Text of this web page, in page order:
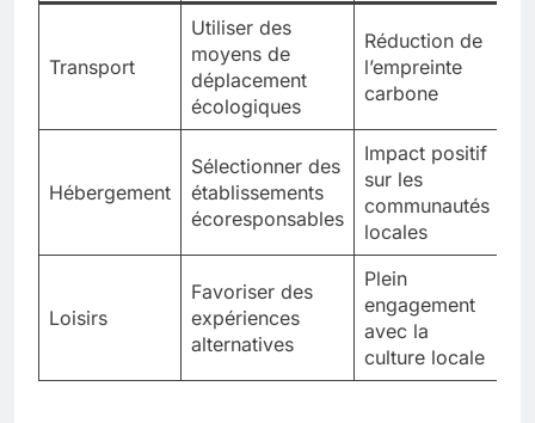
Transport
Utiliser des
moyens de
déplacement
écologiques
Réduction de
l’empreinte
carbone
Hébergement
Sélectionner des
établissements
écoresponsables
Impact positif
sur les
communautés
locales
Loisirs
Favoriser des
expériences
alternatives
Plein
engagement
avec la
culture locale